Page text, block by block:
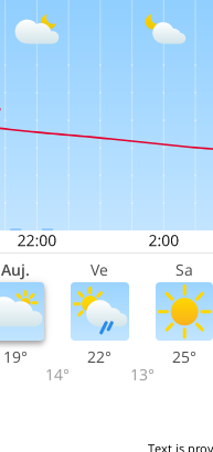
Auj. Ve Sa
19°
14°
22°
13°
25°
Text is